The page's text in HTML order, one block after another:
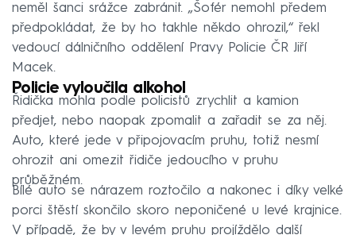
neměl šanci srážce zabránit. „Šofér nemohl předem
předpokládat, že by ho takhle někdo ohrozil,“ řekl
vedoucí dálničního oddělení Pravy Policie ČR Jiří
Macek.
Policie vyloučila alkohol
Řidička mohla podle policistů zrychlit a kamion
předjet, nebo naopak zpomalit a zařadit se za něj.
Auto, které jede v připojovacím pruhu, totiž nesmí
ohrozit ani omezit řidiče jedoucího v pruhu
průběžném.
Bílé auto se nárazem roztočilo a nakonec i díky velké
porci štěstí skončilo skoro neponičené u levé krajnice.
V případě, že by v levém pruhu projíždělo další